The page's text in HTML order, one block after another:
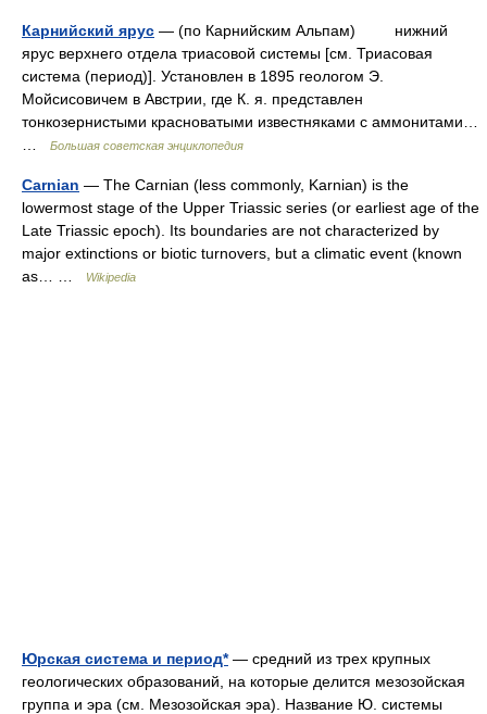
Карнийский ярус — (по Карнийским Альпам) нижний
ярус верхнего отдела триасовой системы [см. Триасовая
система (период)]. Установлен в 1895 геологом Э.
Мойсисовичем в Австрии, где К. я. представлен
тонкозернистыми красноватыми известняками с аммонитами…
Большая советская энциклопедия
Carnian — The Carnian (less commonly, Karnian) is the
lowermost stage of the Upper Triassic series (or earliest age of the
Late Triassic epoch). Its boundaries are not characterized by
major extinctions or biotic turnovers, but a climatic event (known
as… …
Wikipedia
Юрская система и период*— средний из трех крупных
геологических образований, на которые делится мезозойская
группа и эра (см. Мезозойская эра). Название Ю. системы